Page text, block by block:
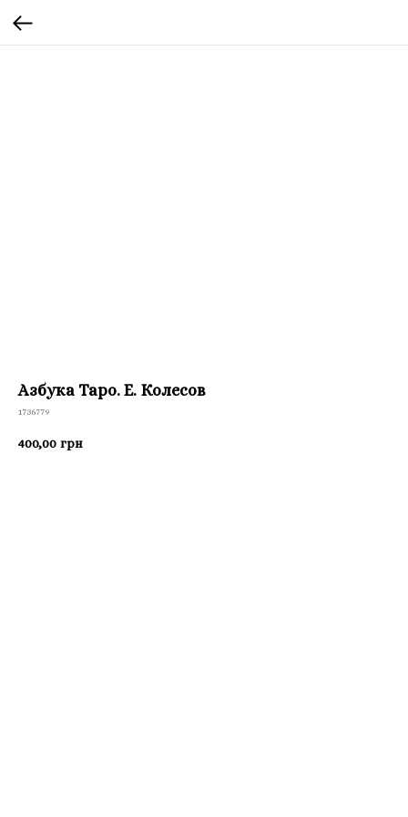
Азбука Таро. Е. Колесов
1736779
400,00 грн